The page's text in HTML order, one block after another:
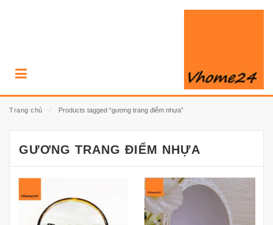
Trang chủ ⁄ Products tagged “gương trang điểm nhựa”
GƯƠNG TRANG ĐIỂM NHỰA